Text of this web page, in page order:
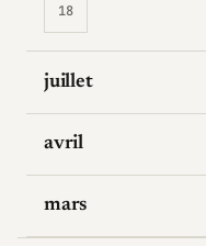
18
juillet
avril
mars